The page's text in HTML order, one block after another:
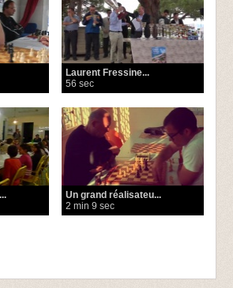
Laurent Fressine...
56 sec
Un grand réalisateu...
2 min 9 sec